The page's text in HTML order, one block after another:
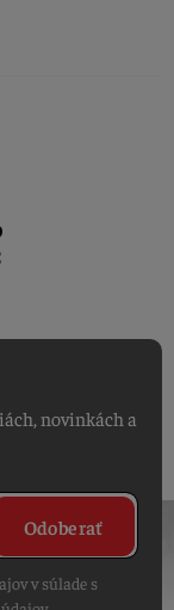
novinkách a
Odoberať
v súlade s